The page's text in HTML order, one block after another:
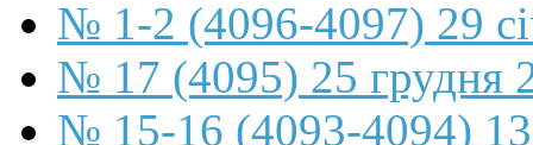
№ 1-2 (4096-4097) 29
№ 17 (4095) 25 грудня
№ 15-16 (4093-4094) 13